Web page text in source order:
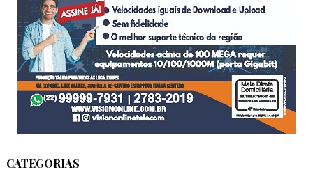
CATEGORIAS